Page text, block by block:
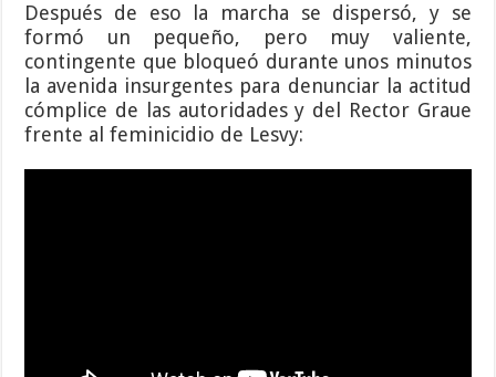
Después de eso la marcha se dispersó, y se
formó un pequeño, pero muy valiente,
contingente que bloqueó durante unos minutos
la avenida insurgentes para denunciar la actitud
cómplice de las autoridades y del Rector Graue
frente al feminicidio de Lesvy: